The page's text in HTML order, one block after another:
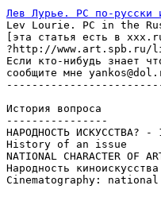
Лев Лурье. РС по-русски
Lev Lourie. PC in the
[эта статья есть в
?http://
Если кто-нибудь знает
сообщите мне
История вопроса
----------------
НАРОДНОСТЬ ИСКУССТВА? -
History of an issue
NATIONAL CHARACTER OF
Народность
Cinematography: